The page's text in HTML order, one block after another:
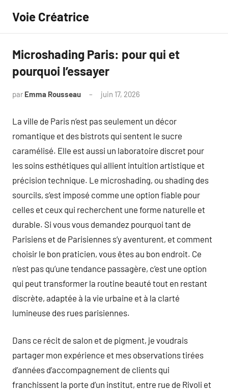
contenu
Voie Créatrice
Microshading Paris: pour qui et
pourquoi l’essayer
par Emma Rousseau juin 17, 2026
La ville de Paris n’est pas seulement un décor
romantique et des bistrots qui sentent le sucre
caramélisé. Elle est aussi un laboratoire discret pour
les soins esthétiques qui allient intuition artistique et
précision technique. Le microshading, ou shading des
sourcils, s’est imposé comme une option fiable pour
celles et ceux qui recherchent une forme naturelle et
durable. Si vous vous demandez pourquoi tant de
Parisiens et de Parisiennes s’y aventurent, et comment
choisir le bon praticien, vous êtes au bon endroit. Ce
n’est pas qu’une tendance passagère, c’est une option
qui peut transformer la routine beauté tout en restant
discrète, adaptée à la vie urbaine et à la clarté
lumineuse des rues parisiennes.
Dans ce récit de salon et de pigment, je voudrais
partager mon expérience et mes observations tirées
d’années d’accompagnement de clients qui
franchissent la porte d’un institut, entre rue de Rivoli et